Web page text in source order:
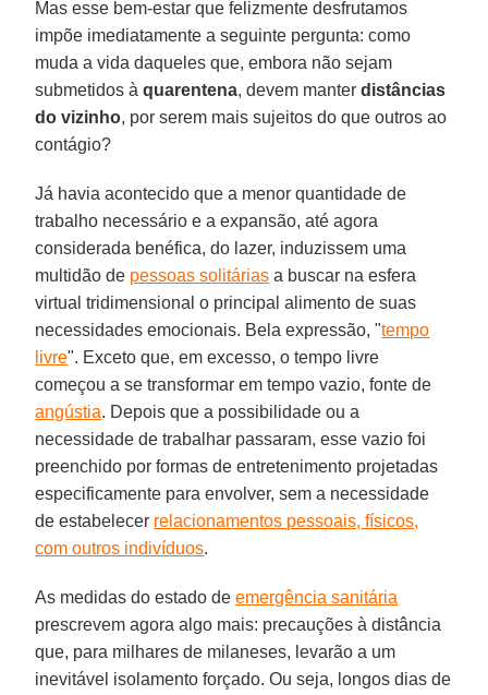
Mas esse bem-estar que felizmente desfrutamos
impõe imediatamente a seguinte pergunta: como
muda a vida daqueles que, embora não sejam
submetidos àquarentena, devem manterdistâncias
do vizinho, por serem mais sujeitos do que outros ao
contágio?
Já havia acontecido que a menor quantidade de
trabalho necessário e a expansão, até agora
considerada benéfica, do lazer, induzissem uma
multidão de pessoas solitárias a buscar na esfera
virtual tridimensional o principal alimento de suas
necessidades emocionais. Bela expressão, "tempo
livre". Exceto que, em excesso, o tempo livre
começou a se transformar em tempo vazio, fonte de
angústia. Depois que a possibilidade ou a
necessidade de trabalhar passaram, esse vazio foi
preenchido por formas de entretenimento projetadas
especificamente para envolver, sem a necessidade
de estabelecer relacionamentos pessoais, físicos,
com outros indivíduos.
As medidas do estado deemergência sanitária
prescrevem agora algo mais: precauções à distância
que, para milhares de milaneses, levarão a um
inevitável isolamento forçado. Ou seja, longos dias de